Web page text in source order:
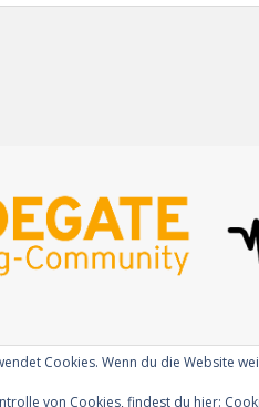
Cookies. Wenn du die Website
von Cookies, findest du hier: